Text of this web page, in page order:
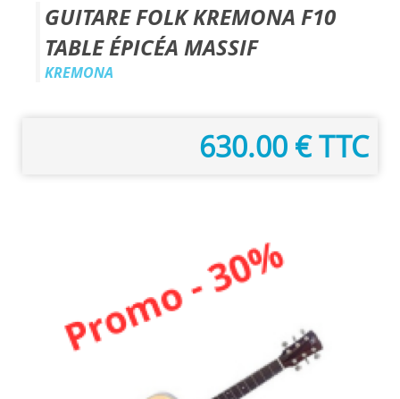
GUITARE FOLK KREMONA F10
TABLE ÉPICÉA MASSIF
KREMONA
630.00 € TTC